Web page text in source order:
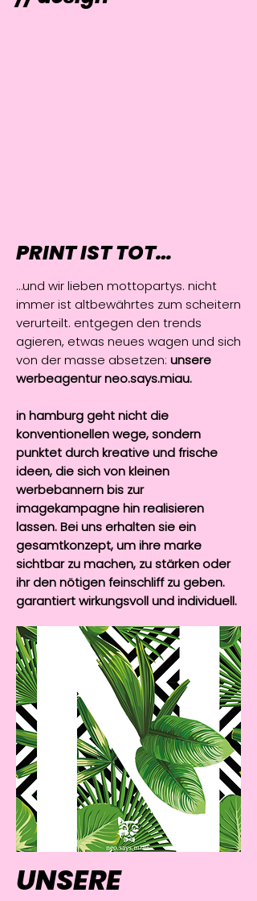
PRINT IST TOT…
…und wir lieben mottopartys. nicht
immer ist altbewährtes zum scheitern
verurteilt. entgegen den trends
agieren, etwas neues wagen und sich
von der masse absetzen: unsere
werbeagentur neo.says.miau.
in hamburg geht nicht die
konventionellen wege, sondern
punktet durch kreative und frische
ideen, die sich von kleinen
werbebannern bis zur
imagekampagne hin realisieren
lassen. Bei uns erhalten sie ein
gesamtkonzept, um ihre marke
sichtbar zu machen, zu stärken oder
ihr den nötigen feinschliff zu geben.
garantiert wirkungsvoll und individuell.
UNSERE